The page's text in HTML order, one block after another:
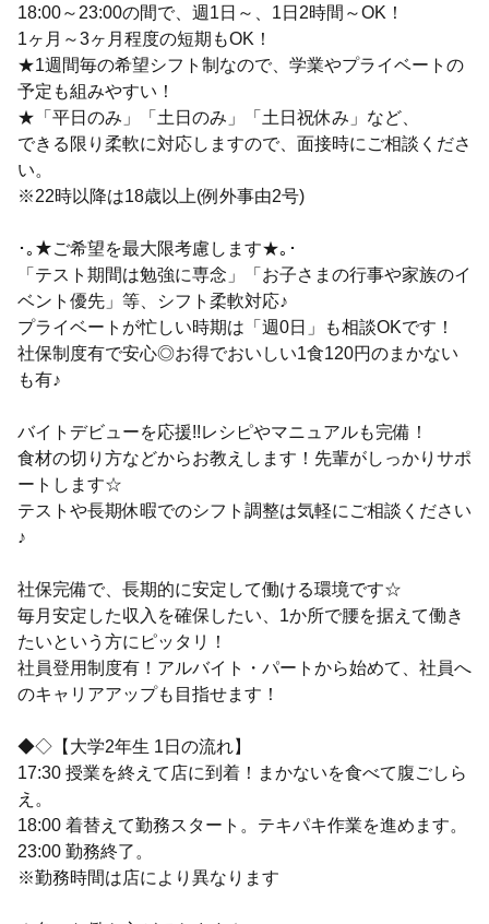
18:00～23:00の間で、週1日～、1日2時間～OK！
1ヶ月～3ヶ月程度の短期もOK！
★1週間毎の希望シフト制なので、学業やプライベートの
予定も組みやすい！
★「平日のみ」「土日のみ」「土日祝休み」など、
できる限り柔軟に対応しますので、面接時にご相談くださ
い。
※22時以降は18歳以上(例外事由2号)
･｡★ご希望を最大限考慮します★｡･
「テスト期間は勉強に専念」「お子さまの行事や家族のイ
ベント優先」等、シフト柔軟対応♪
プライベートが忙しい時期は「週0日」も相談OKです！
社保制度有で安心◎お得でおいしい1食120円のまかない
も有♪
バイトデビューを応援!!レシピやマニュアルも完備！
食材の切り方などからお教えします！先輩がしっかりサポ
ートします☆
テストや長期休暇でのシフト調整は気軽にご相談ください
♪
社保完備で、長期的に安定して働ける環境です☆
毎月安定した収入を確保したい、1か所で腰を据えて働き
たいという方にピッタリ！
社員登用制度有！アルバイト・パートから始めて、社員へ
のキャリアアップも目指せます！
◆◇【大学2年生 1日の流れ】
17:30 授業を終えて店に到着！まかないを食べて腹ごしら
え。
18:00 着替えて勤務スタート。テキパキ作業を進めます。
23:00 勤務終了。
※勤務時間は店により異なります